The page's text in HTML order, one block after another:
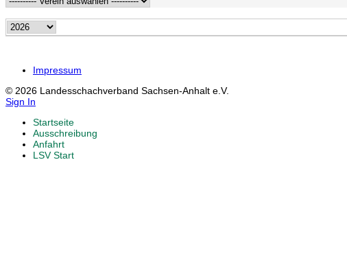
Impressum
© 2026 Landesschachverband Sachsen-Anhalt e.V.
Sign In
Startseite
Ausschreibung
Anfahrt
LSV Start